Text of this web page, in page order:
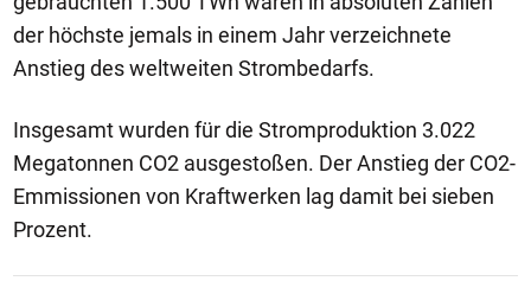
der höchste jemals in einem Jahr verzeichnete
Anstieg des weltweiten Strombedarfs.
Insgesamt wurden für die Stromproduktion 3.022
Megatonnen CO2 ausgestoßen. Der Anstieg der CO2-
Emmissionen von Kraftwerken lag damit bei sieben
Prozent.